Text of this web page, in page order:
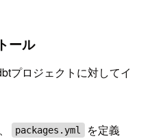
ール
プロジェクトに対してイ
packages.yml
を定義